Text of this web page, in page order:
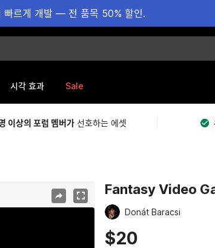
빠르게 개발 — 전 품목 50% 할인.
시각 효과 Sale
이상의 포럼 멤버가 선호하는 에셋
Fantasy Video
Donát Baracsi
$20